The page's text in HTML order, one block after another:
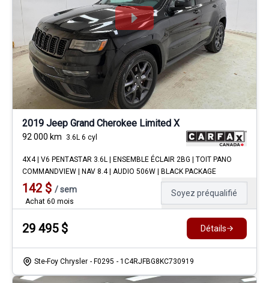
2019 Jeep Grand Cherokee Limited X
92 000 km 3.6L 6 cyl
4X4 | V6 PENTASTAR 3.6L | ENSEMBLE ÉCLAIR 2BG | TOIT PANO
COMMANDVIEW | NAV 8.4 | AUDIO 506W | BLACK PACKAGE
142 $ /sem
Achat 60 mois
Soyez préqualifié
29 495$ Détails
Ste-Foy Chrysler - F0295 - 1C4RJFBG8KC730919